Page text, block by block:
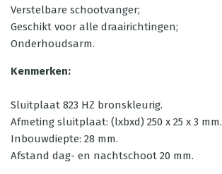
Verstelbare schootvanger;
Geschikt voor alle draairichtingen;
Onderhoudsarm.
Kenmerken:
Sluitplaat 823 HZ bronskleurig.
Afmeting sluitplaat: (lxbxd) 250 x 25 x 3 mm.
Inbouwdiepte: 28 mm.
Afstand dag- en nachtschoot 20 mm.